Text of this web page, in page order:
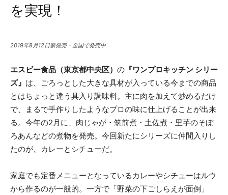
を実現！
2019年8月12日新発売・全国で発売中
エスビー食品（東京都中央区） の 『ワンプロキッチン シリー
ズ』 は、ごろっとした大きな具材が入っている今までの商品
とはちょっと違う具入り調味料。主に肉を加えて炒めるだけ
で、まるで手作りしたようなプロの味に仕上げることが出来
る。今年の2月に、肉じゃが・筑前煮・土佐煮・里芋のそぼ
ろあんなどの煮物を発売。今回新たにシリーズに仲間入りし
たのが、カレーとシチューだ。
家庭でも定番メニューとなっているカレーやシチューはルウ
から作るのが一般的。一方で「野菜の下ごしらえが面倒」